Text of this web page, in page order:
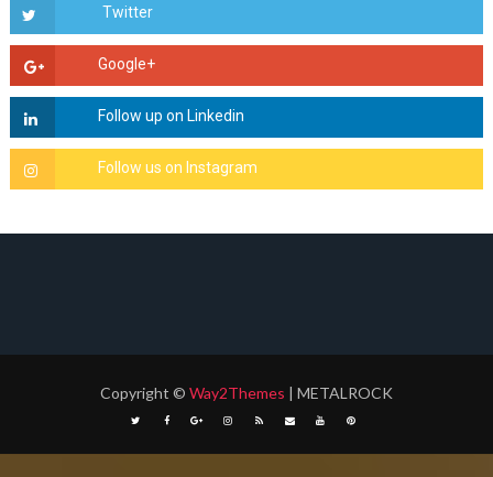
Copyright © Way2Themes | METALROCK